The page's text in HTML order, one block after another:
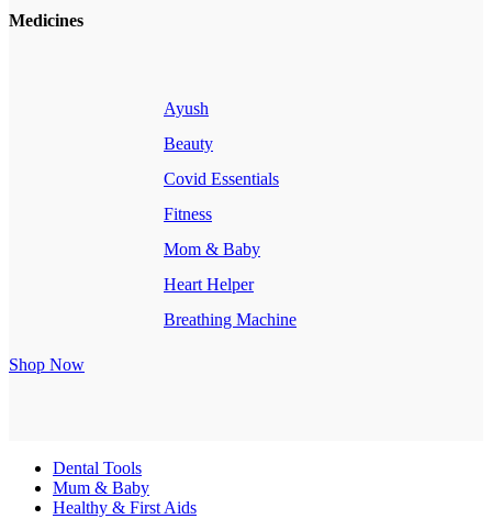
Medicines
Ayush
Beauty
Covid Essentials
Fitness
Mom & Baby
Heart Helper
Breathing Machine
Shop Now
Dental Tools
Mum & Baby
Healthy & First Aids